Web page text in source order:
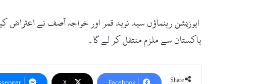
اپوزیشن رہنماؤں سید نوید قمر اور خواجہ آصف نے
پاکستان سے ملزم منتقل کر لے گا۔
Share